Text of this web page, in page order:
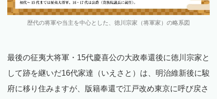
歴代の将軍や当主を中心とした、徳川宗家（将軍家）の略系図
最後の征夷大将軍・15代慶喜公の大政奉還後に徳川宗家と
して跡を継いだ16代家達（いえさと）は、明治維新後に駿
府に移り住みますが、版籍奉還で江戸改め東京に呼び戻さ